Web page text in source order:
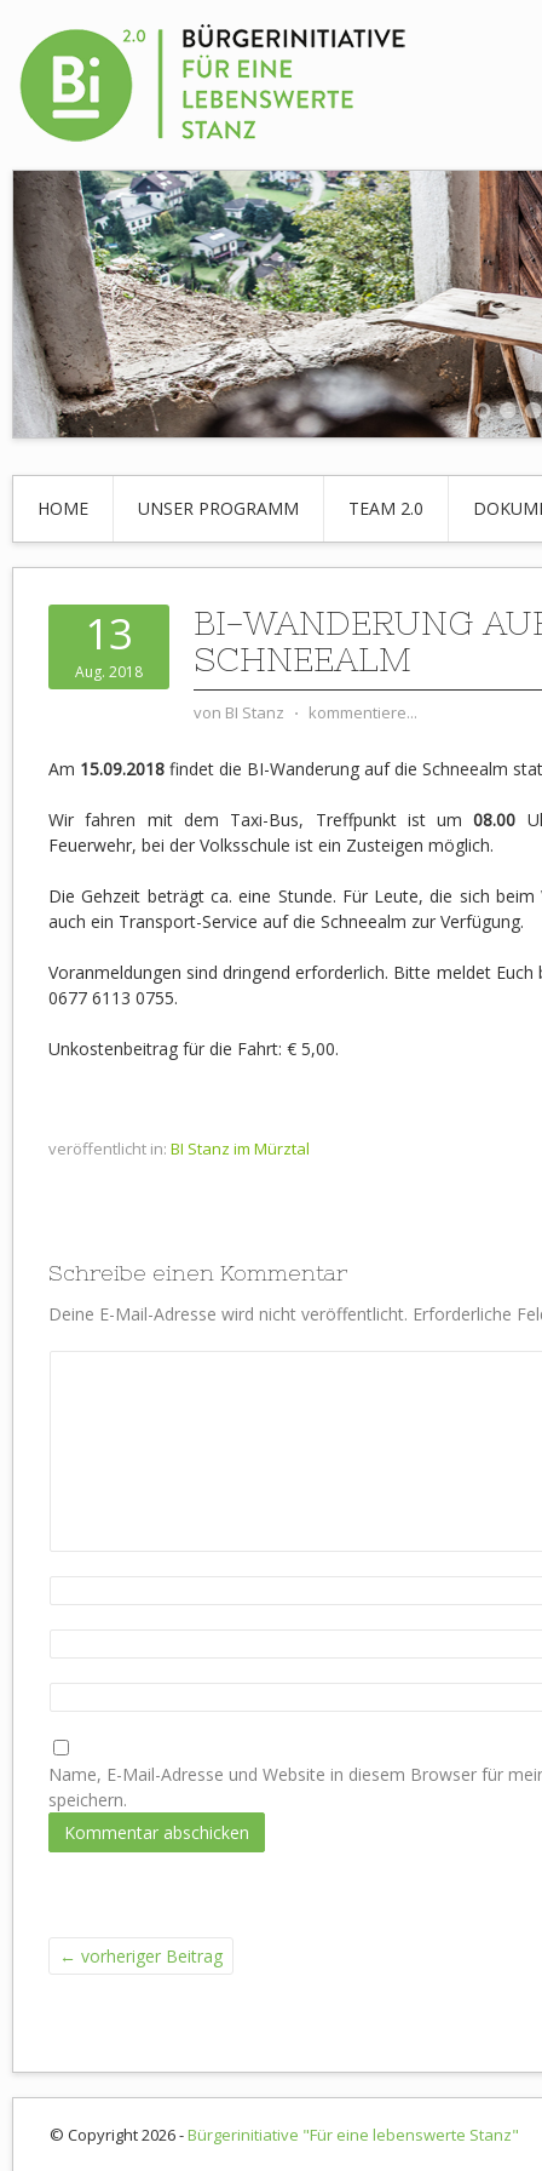
HOME UNSER PROGRAMM TEAM 2.0
13
Aug. 2018
BI-WANDERUNG
SCHNEEALM
von BI Stanz ⋅ kommentiere...
Am 15.09.2018 findet die BI-Wanderung auf die Schneealm
Wir fahren mit dem Taxi-Bus, Treffpunkt ist um08.00
Feuerwehr, bei der Volksschule ist ein Zusteigen möglich.
Die Gehzeit beträgt ca. eine Stunde. Für Leute, die sich
auch ein Transport-Service auf die Schneealm zur Verfügung.
Voranmeldungen sind dringend erforderlich. Bitte meldet
0677 6113 0755.
Unkostenbeitrag für die Fahrt: € 5,00.
veröffentlicht in: BI Stanz im Mürztal
Schreibe einen Kommentar
Deine E-Mail-Adresse wird nicht veröffentlicht. Erforderliche
Name, E-Mail-Adresse und Website in diesem Browser für
speichern.
← vorheriger Beitrag
© Copyright 2026 -Bürgerinitiative "Für eine lebenswerte Stanz"